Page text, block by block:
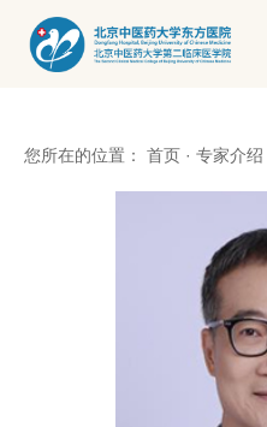
您所在的位置： 首页 · 专家介绍